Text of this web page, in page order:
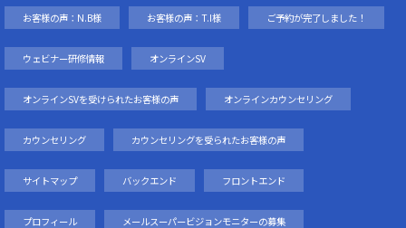
お客様の声：N.B様 お客様の声：T.I様 ご予約が完了しました！
ウェビナー研修情報 オンラインSV
オンラインSVを受けられたお客様の声 オンラインカウンセリング
カウンセリング カウンセリングを受られたお客様の声
サイトマップ バックエンド フロントエンド
プロフィール メールスーパービジョンモニターの募集